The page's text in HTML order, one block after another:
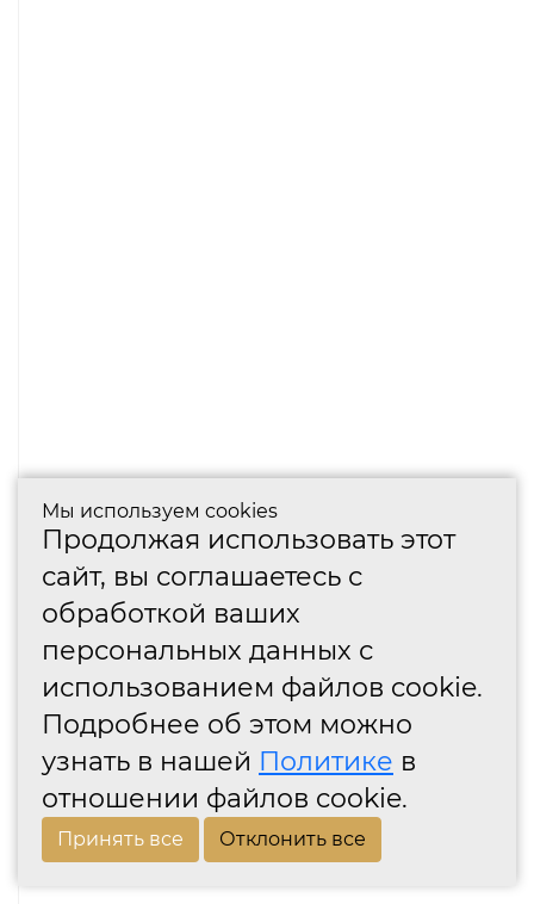
Мы используем cookies
Продолжая использовать этот
сайт, вы соглашаетесь с
обработкой ваших
персональных данных с
использованием файлов cookie.
Подробнее об этом можно
узнать в нашей Политике в
отношении файлов cookie.
Принять все Отклонить все